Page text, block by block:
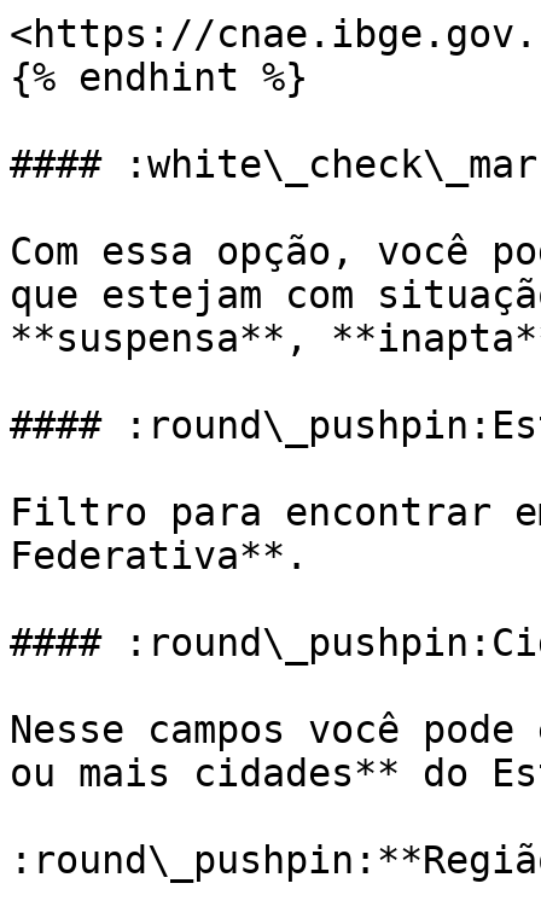
<https://
{% endhint %}
####
Com essa opção, você
que estejam com
**suspensa**,
####
Filtro para encontrar
Federativa**.
####
Nesse campos você
ou mais cidades** do